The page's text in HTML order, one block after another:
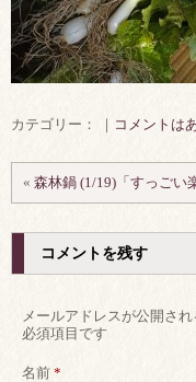
カテゴリー： ｜ コメントは
« 森林鍋 (1/19)「すっごい
コメントを残す
メールアドレスが公開さ
必須項目です
名前 *